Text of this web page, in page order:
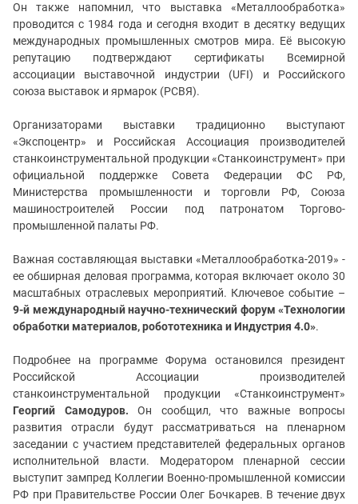
Он также напомнил, что выставка «Металлообработка»
проводится с 1984 года и сегодня входит в десятку ведущих
международных промышленных смотров мира. Её высокую
репутацию подтверждают сертификаты Всемирной
ассоциации выставочной индустрии (UFI) и Российского
союза выставок и ярмарок (РСВЯ).
Организаторами выставки традиционно выступают
«Экспоцентр» и Российская Ассоциация производителей
станкоинструментальной продукции «Станкоинструмент» при
официальной поддержке Совета Федерации ФС РФ,
Министерства промышленности и торговли РФ, Союза
машиностроителей России под патронатом Торгово-
промышленной палаты РФ.
Важная составляющая выставки «Металлообработка-2019» -
ее обширная деловая программа, которая включает около 30
масштабных отраслевых мероприятий. Ключевое событие –
9-й международный научно-технический форум «Технологии
обработки материалов, робототехника и Индустрия 4.0».
Подробнее на программе Форума остановился президент
Российской Ассоциации производителей
станкоинструментальной продукции «Станкоинструмент»
Георгий Самодуров. Он сообщил, что важные вопросы
развития отрасли будут рассматриваться на пленарном
заседании с участием представителей федеральных органов
исполнительной власти. Модератором пленарной сессии
выступит зампред Коллегии Военно-промышленной комиссии
РФ при Правительстве России Олег Бочкарев. В течение двух